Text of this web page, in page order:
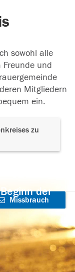
sowohl alle
und
Mitgliedern
ein.
zu
der
Missbrauch